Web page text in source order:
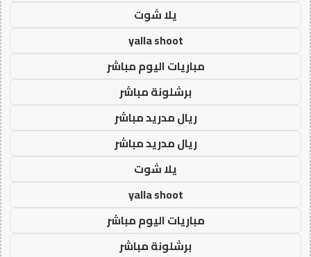
يلا شوت
yalla shoot
مباريات اليوم مباشر
برشلونة مباشر
ريال مدريد مباشر
ريال مدريد مباشر
يلا شوت
yalla shoot
مباريات اليوم مباشر
برشلونة مباشر